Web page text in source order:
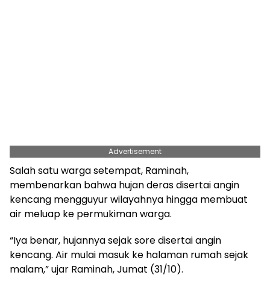
Advertisement
Salah satu warga setempat, Raminah,
membenarkan bahwa hujan deras disertai angin
kencang mengguyur wilayahnya hingga membuat
air meluap ke permukiman warga.
“Iya benar, hujannya sejak sore disertai angin
kencang. Air mulai masuk ke halaman rumah sejak
malam,” ujar Raminah, Jumat (31/10).